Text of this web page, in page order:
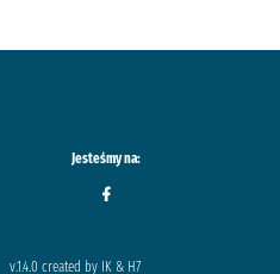
Jesteśmy na:
v.1.4.0 created by IK & H7